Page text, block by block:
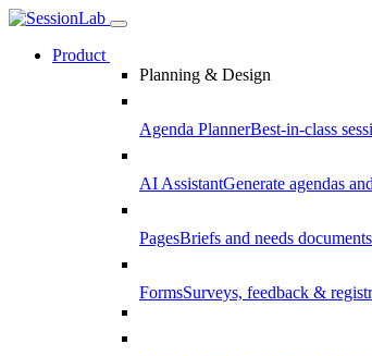
Product
Planning & Design
Agenda PlannerBest-in-class
AI AssistantGenerate agendas
PagesBriefs and needs
FormsSurveys, feedback &